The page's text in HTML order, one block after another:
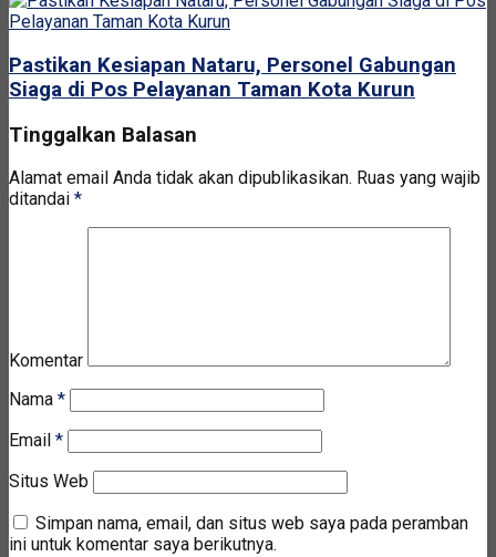
Pastikan Kesiapan Nataru, Personel Gabungan
Siaga di Pos Pelayanan Taman Kota Kurun
Tinggalkan Balasan
Alamat email Anda tidak akan dipublikasikan. Ruas yang wajib
ditandai *
Komentar
Nama *
Email *
Situs Web
Simpan nama, email, dan situs web saya pada peramban
ini untuk komentar saya berikutnya.